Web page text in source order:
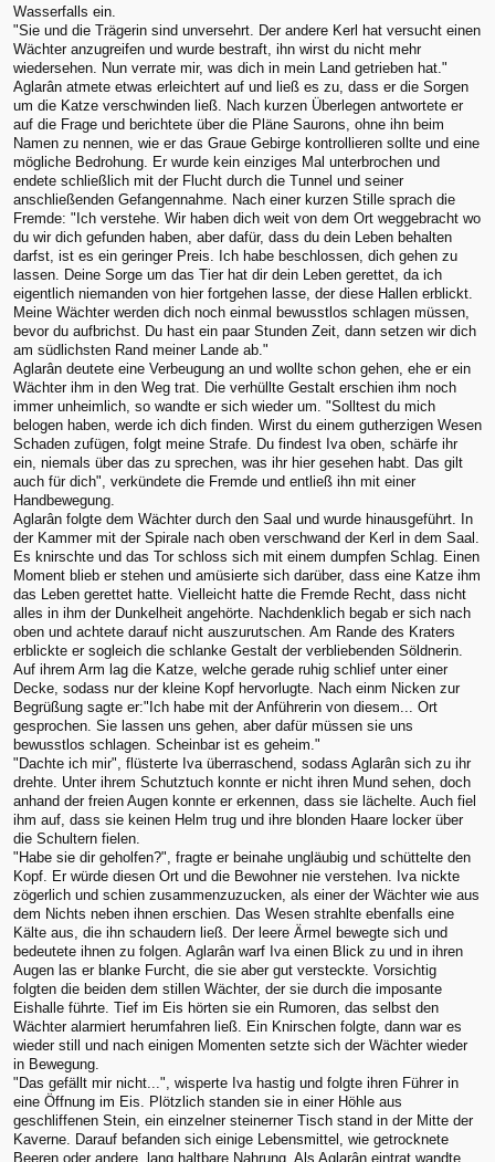
Wasserfalls ein.
"Sie und die Trägerin sind unversehrt. Der andere Kerl hat versucht einen
Wächter anzugreifen und wurde bestraft, ihn wirst du nicht mehr
wiedersehen. Nun verrate mir, was dich in mein Land getrieben hat."
Aglarân atmete etwas erleichtert auf und ließ es zu, dass er die Sorgen
um die Katze verschwinden ließ. Nach kurzen Überlegen antwortete er
auf die Frage und berichtete über die Pläne Saurons, ohne ihn beim
Namen zu nennen, wie er das Graue Gebirge kontrollieren sollte und eine
mögliche Bedrohung. Er wurde kein einziges Mal unterbrochen und
endete schließlich mit der Flucht durch die Tunnel und seiner
anschließenden Gefangennahme. Nach einer kurzen Stille sprach die
Fremde: "Ich verstehe. Wir haben dich weit von dem Ort weggebracht wo
du wir dich gefunden haben, aber dafür, dass du dein Leben behalten
darfst, ist es ein geringer Preis. Ich habe beschlossen, dich gehen zu
lassen. Deine Sorge um das Tier hat dir dein Leben gerettet, da ich
eigentlich niemanden von hier fortgehen lasse, der diese Hallen erblickt.
Meine Wächter werden dich noch einmal bewusstlos schlagen müssen,
bevor du aufbrichst. Du hast ein paar Stunden Zeit, dann setzen wir dich
am südlichsten Rand meiner Lande ab."
Aglarân deutete eine Verbeugung an und wollte schon gehen, ehe er ein
Wächter ihm in den Weg trat. Die verhüllte Gestalt erschien ihm noch
immer unheimlich, so wandte er sich wieder um. "Solltest du mich
belogen haben, werde ich dich finden. Wirst du einem gutherzigen Wesen
Schaden zufügen, folgt meine Strafe. Du findest Iva oben, schärfe ihr
ein, niemals über das zu sprechen, was ihr hier gesehen habt. Das gilt
auch für dich", verkündete die Fremde und entließ ihn mit einer
Handbewegung.
Aglarân folgte dem Wächter durch den Saal und wurde hinausgeführt. In
der Kammer mit der Spirale nach oben verschwand der Kerl in dem Saal.
Es knirschte und das Tor schloss sich mit einem dumpfen Schlag. Einen
Moment blieb er stehen und amüsierte sich darüber, dass eine Katze ihm
das Leben gerettet hatte. Vielleicht hatte die Fremde Recht, dass nicht
alles in ihm der Dunkelheit angehörte. Nachdenklich begab er sich nach
oben und achtete darauf nicht auszurutschen. Am Rande des Kraters
erblickte er sogleich die schlanke Gestalt der verbliebenden Söldnerin.
Auf ihrem Arm lag die Katze, welche gerade ruhig schlief unter einer
Decke, sodass nur der kleine Kopf hervorlugte. Nach einm Nicken zur
Begrüßung sagte er:"Ich habe mit der Anführerin von diesem... Ort
gesprochen. Sie lassen uns gehen, aber dafür müssen sie uns
bewusstlos schlagen. Scheinbar ist es geheim."
"Dachte ich mir", flüsterte Iva überraschend, sodass Aglarân sich zu ihr
drehte. Unter ihrem Schutztuch konnte er nicht ihren Mund sehen, doch
anhand der freien Augen konnte er erkennen, dass sie lächelte. Auch fiel
ihm auf, dass sie keinen Helm trug und ihre blonden Haare locker über
die Schultern fielen.
"Habe sie dir geholfen?", fragte er beinahe ungläubig und schüttelte den
Kopf. Er würde diesen Ort und die Bewohner nie verstehen. Iva nickte
zögerlich und schien zusammenzuzucken, als einer der Wächter wie aus
dem Nichts neben ihnen erschien. Das Wesen strahlte ebenfalls eine
Kälte aus, die ihn schaudern ließ. Der leere Ärmel bewegte sich und
bedeutete ihnen zu folgen. Aglarân warf Iva einen Blick zu und in ihren
Augen las er blanke Furcht, die sie aber gut versteckte. Vorsichtig
folgten die beiden dem stillen Wächter, der sie durch die imposante
Eishalle führte. Tief im Eis hörten sie ein Rumoren, das selbst den
Wächter alarmiert herumfahren ließ. Ein Knirschen folgte, dann war es
wieder still und nach einigen Momenten setzte sich der Wächter wieder
in Bewegung.
"Das gefällt mir nicht...", wisperte Iva hastig und folgte ihren Führer in
eine Öffnung im Eis. Plötzlich standen sie in einer Höhle aus
geschliffenen Stein, ein einzelner steinerner Tisch stand in der Mitte der
Kaverne. Darauf befanden sich einige Lebensmittel, wie getrocknete
Beeren oder andere, lang haltbare Nahrung. Als Aglarân eintrat wandte